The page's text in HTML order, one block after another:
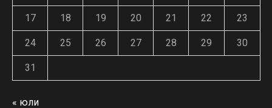
17 18 19 20 21 22 23
24 25 26 27 28 29 30
31
« юли